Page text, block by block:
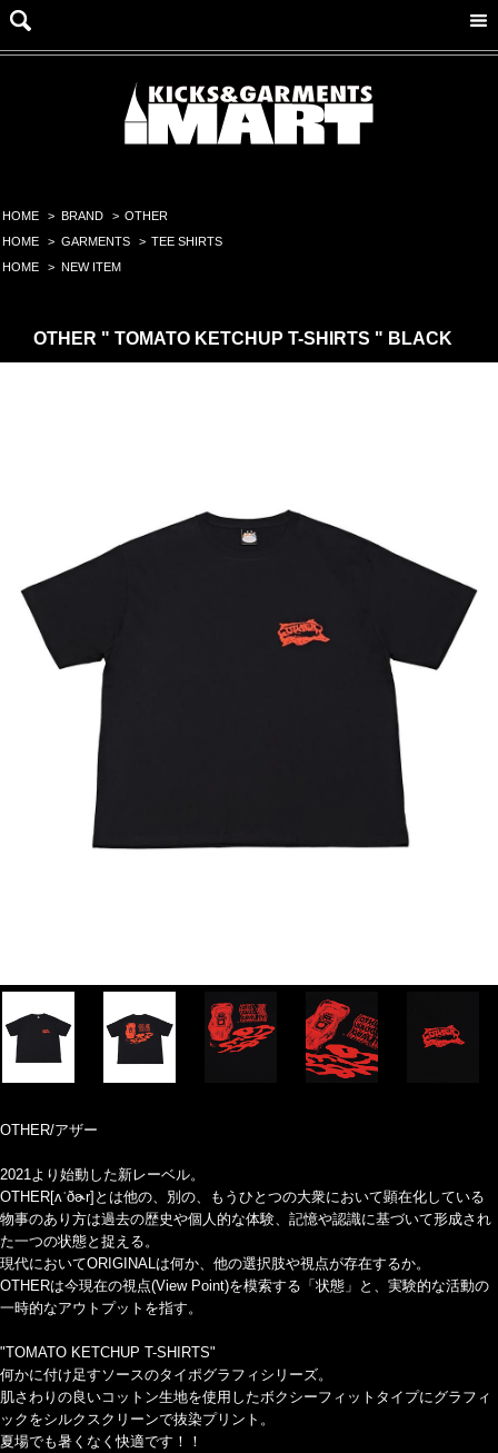
HOME > BRAND > OTHER
HOME
> GARMENTS > TEE SHIRTS
HOME
> NEW ITEM
OTHER " TOMATO KETCHUP T-SHIRTS " BLACK
OTHER/アザー
2021より始動した新レーベル。
OTHER[ʌˈðɚr]とは他の、別の、もうひとつの大衆において顕在化している
物事のあり方は過去の歴史や個人的な体験、記憶や認識に基づいて形成され
た一つの状態と捉える。
現代においてORIGINALは何か、他の選択肢や視点が存在するか。
OTHERは今現在の視点(View Point)を模索する「状態」と、実験的な活動の
一時的なアウトプットを指す。
"TOMATO KETCHUP T-SHIRTS"
何かに付け足すソースのタイポグラフィシリーズ。
肌さわりの良いコットン生地を使用したボクシーフィットタイプにグラフィ
ックをシルクスクリーンで抜染プリント。
夏場でも暑くなく快適です！！